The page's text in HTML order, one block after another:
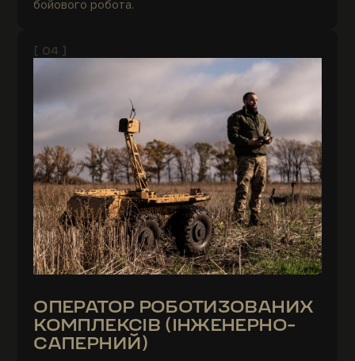
бойового робота.
[ 04 ]
ОПЕРАТОР РОБОТИЗОВАНИХ
КОМПЛЕКСІВ (ІНЖЕНЕРНО-
САПЕРНИЙ)